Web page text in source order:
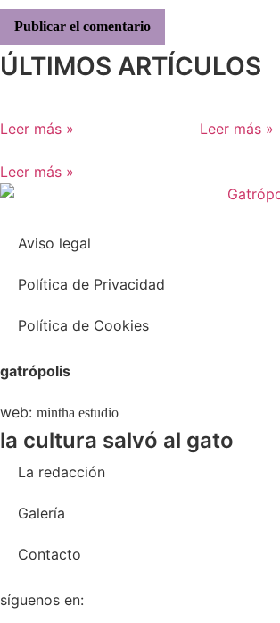
ÚLTIMOS ARTÍCULOS
Leer más » Leer más »
Leer más »
Aviso legal
Política de Privacidad
Política de Cookies
gatrópolis
web: mintha estudio
la cultura salvó al gato
La redacción
Galería
Contacto
síguenos en: